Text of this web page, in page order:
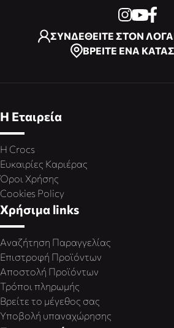
ΣΥΝΔΕΘΕΙΤΕ ΣΤΟΝ
ΒΡΕΙΤΕ ΕΝΑ
Η Εταιρεία
Η Crocs
Ευκαιρίες Καριέρας
Όροι Χρήσης
Cookies Policy
Χρήσιμα links
Αναζήτηση Παραγγελίας
Επιστροφή Προϊόντων
Αποστολή Προϊόντων
Τρόποι πληρωμής
Βρείτε το μέγεθος σας
Υποβολή υπαναχώρησης